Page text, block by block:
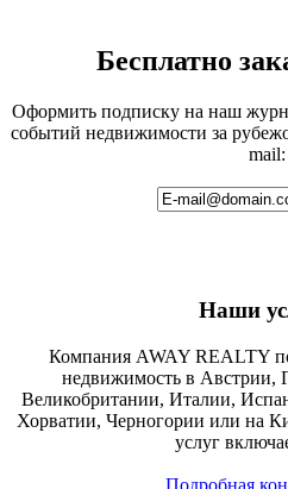
Бесплатно
Оформить подписку на наш
событий недвижимости за
mail:
Наши
Компания AWAY REALTY
недвижимость в Австрии,
Великобритании, Италии,
Хорватии, Черногории или на
услуг